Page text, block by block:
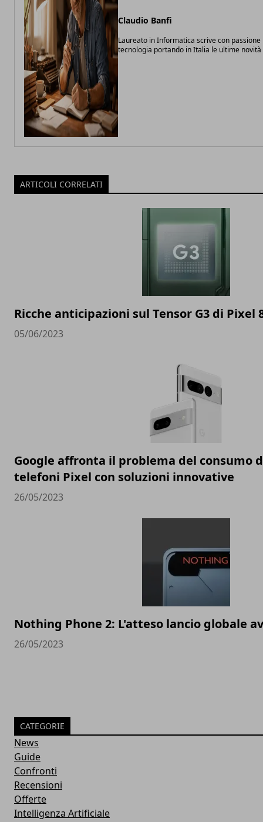
Claudio Banfi
Laureato in Informatica scrive con
tecnologia portando in Italia le ultime novità
ARTICOLI CORRELATI
Ricche anticipazioni sul Tensor G3 di Pixel
05/06/2023
Google affronta il problema del consumo
telefoni Pixel con soluzioni innovative
26/05/2023
Nothing Phone 2: L'atteso lancio globale
26/05/2023
CATEGORIE
News
Guide
Confronti
Recensioni
Offerte
Intelligenza Artificiale